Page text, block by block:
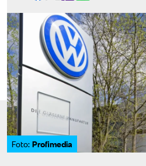
Foto: Profimedia